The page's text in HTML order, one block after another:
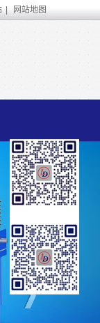
网站地图